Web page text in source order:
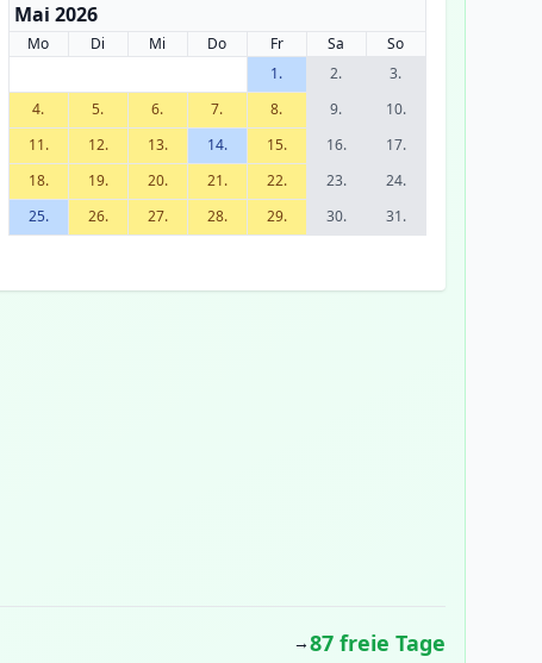
Mai 2026
Mo Di Mi Do Fr Sa
So
1.
2.
3.
4.
5. 6. 7. 8. 9.
10.
11.
12. 13. 14. 15. 16.
17.
18.
19. 20. 21. 22. 23.
24.
25.
26. 27. 28. 29. 30. 31.
→87 freie Tage